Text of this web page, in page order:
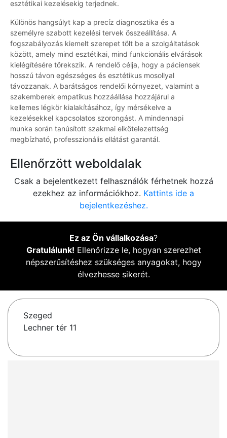
esztétikai kezelésekig terjednek.
Különös hangsúlyt kap a precíz diagnosztika és a
személyre szabott kezelési tervek összeállítása. A
fogszabályozás kiemelt szerepet tölt be a szolgáltatások
között, amely mind esztétikai, mind funkcionális elvárások
kielégítésére törekszik. A rendelő célja, hogy a páciensek
hosszú távon egészséges és esztétikus mosollyal
távozzanak. A barátságos rendelői környezet, valamint a
szakemberek empatikus hozzáállása hozzájárul a
kellemes légkör kialakításához, így mérsékelve a
kezelésekkel kapcsolatos szorongást. A mindennapi
munka során tanúsított szakmai elkötelezettség
megbízható, professzionális ellátást garantál.
Ellenőrzött weboldalak
Csak a bejelentkezett felhasználók férhetnek hozzá
ezekhez az információkhoz. Kattints ide a
bejelentkezéshez.
Ez az Ön vállalkozása?
Gratulálunk! Ellenőrizze le, hogyan szerezhet
népszerűsítéshez szükséges anyagokat, hogy
élvezhesse sikerét.
Szeged
Lechner tér 11